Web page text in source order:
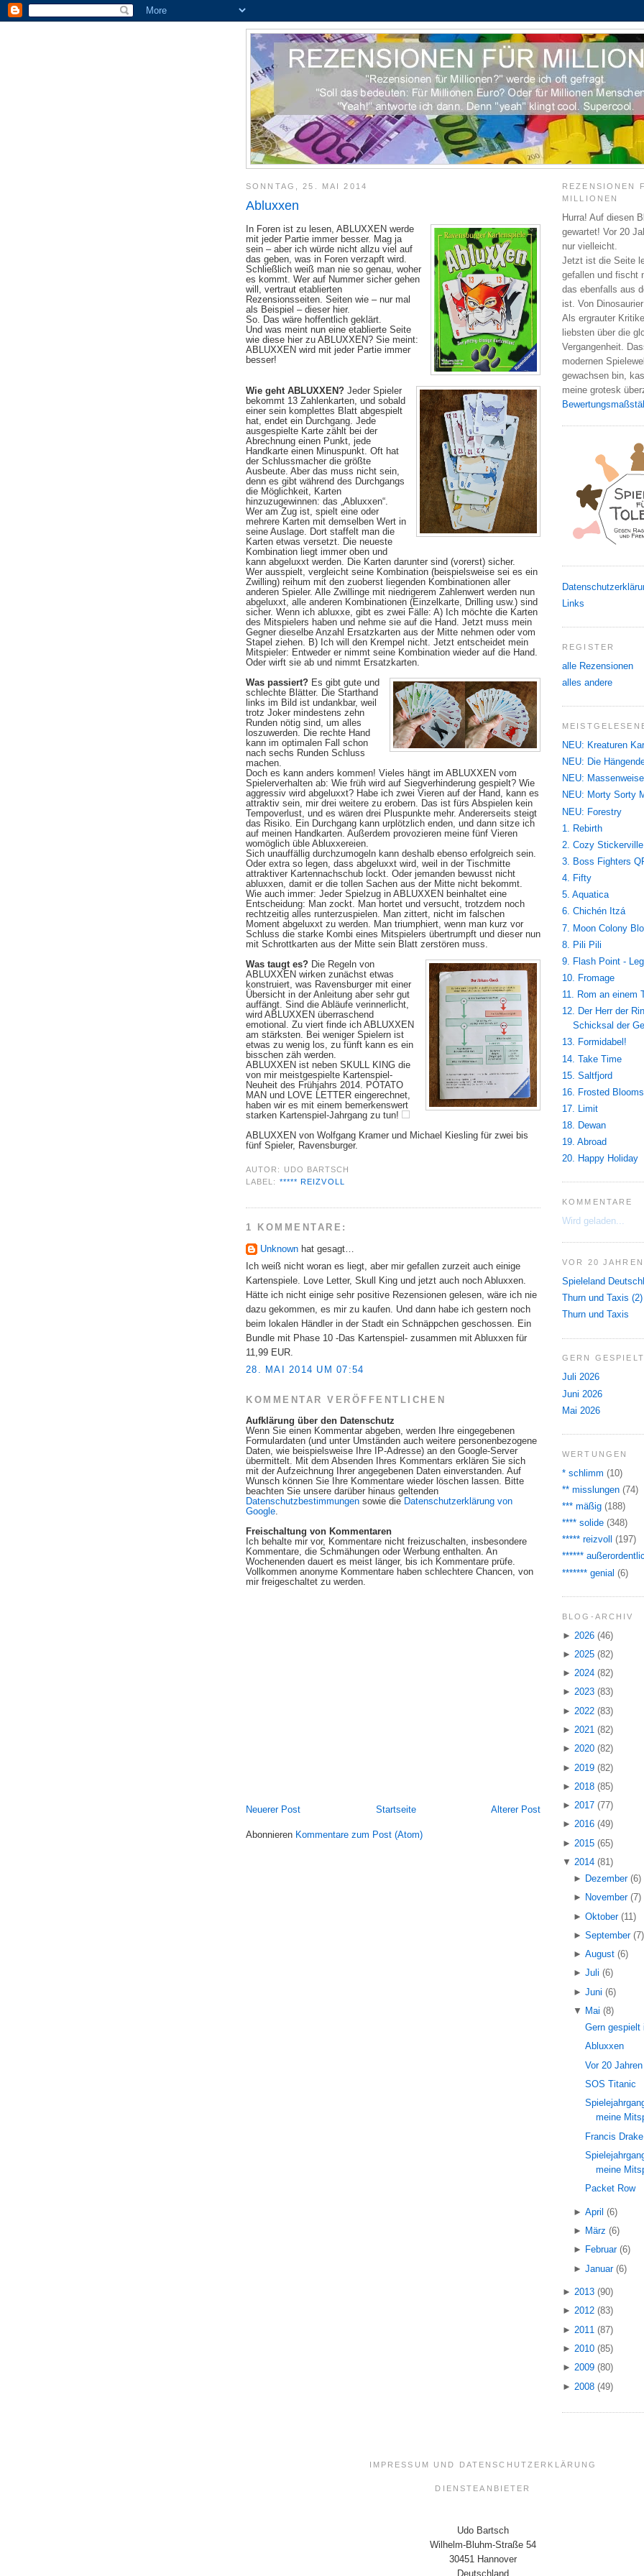
SONNTAG, 25. MAI 2014
Abluxxen
In Foren ist zu lesen, ABLUXXEN werde
mit jeder Partie immer besser. Mag ja
sein – aber ich würde nicht allzu viel auf
das geben, was in Foren verzapft wird.
Schließlich weiß man nie so genau, woher
es kommt. Wer auf Nummer sicher gehen
will, vertraut etablierten
Rezensionsseiten. Seiten wie – nur mal
als Beispiel – dieser hier.
So. Das wäre hoffentlich geklärt.
Und was meint nun eine etablierte Seite
wie diese hier zu ABLUXXEN? Sie meint:
ABLUXXEN wird mit jeder Partie immer
besser!
Wie geht ABLUXXEN? Jeder Spieler
bekommt 13 Zahlenkarten, und sobald
einer sein komplettes Blatt abgespielt
hat, endet ein Durchgang. Jede
ausgespielte Karte zählt bei der
Abrechnung einen Punkt, jede
Handkarte einen Minuspunkt. Oft hat
der Schlussmacher die größte
Ausbeute. Aber das muss nicht sein,
denn es gibt während des Durchgangs
die Möglichkeit, Karten
hinzuzugewinnen: das „Abluxxen“.
Wer am Zug ist, spielt eine oder
mehrere Karten mit demselben Wert in
seine Auslage. Dort staffelt man die
Karten etwas versetzt. Die neueste
Kombination liegt immer oben und
kann abgeluxxt werden. Die Karten darunter sind (vorerst) sicher.
Wer ausspielt, vergleicht seine Kombination (beispielsweise sei es ein
Zwilling) reihum mit den zuoberst liegenden Kombinationen aller
anderen Spieler. Alle Zwillinge mit niedrigerem Zahlenwert werden nun
abgeluxxt, alle anderen Kombinationen (Einzelkarte, Drilling usw.) sind
sicher. Wenn ich abluxxe, gibt es zwei Fälle: A) Ich möchte die Karten
des Mitspielers haben und nehme sie auf die Hand. Jetzt muss mein
Gegner dieselbe Anzahl Ersatzkarten aus der Mitte nehmen oder vom
Stapel ziehen. B) Ich will den Krempel nicht. Jetzt entscheidet mein
Mitspieler: Entweder er nimmt seine Kombination wieder auf die Hand.
Oder wirft sie ab und nimmt Ersatzkarten.
Was passiert? Es gibt gute und
schlechte Blätter. Die Starthand
links im Bild ist undankbar, weil
trotz Joker mindestens zehn
Runden nötig sind, um alles
loszuwerden. Die rechte Hand
kann im optimalen Fall schon
nach sechs Runden Schluss
machen.
Doch es kann anders kommen! Vieles hängt im ABLUXXEN vom
Spielerverhalten ab: Wie früh wird auf Siegverhinderung gespielt? Wie
aggressiv wird abgeluxxt? Habe ich zwei Vieren auf der Hand, kann es
attraktiv sein, mir drei weitere zu erobern. Das ist fürs Abspielen kein
Tempoverlust, und es wären drei Pluspunkte mehr. Andererseits steigt
das Risiko. Ein Durchgang kann urplötzlich enden, und dann sitze ich
auf meinen Handkarten. Außerdem provozieren meine fünf Vieren
womöglich üble Abluxxereien.
Sich unauffällig durchzumogeln kann deshalb ebenso erfolgreich sein.
Oder extra so legen, dass abgeluxxt wird, weil in der Tischmitte
attraktiver Kartennachschub lockt. Oder jemanden bewusst nicht
abluxxen, damit er die tollen Sachen aus der Mitte nicht bekommt.
Wie auch immer: Jeder Spielzug in ABLUXXEN beinhaltet eine
Entscheidung: Man zockt. Man hortet und versucht, trotzdem noch
rechtzeitig alles runterzuspielen. Man zittert, nicht im falschen
Moment abgeluxxt zu werden. Man triumphiert, wenn man kurz vor
Schluss die starke Kombi eines Mitspielers übertrumpft und dieser nun
mit Schrottkarten aus der Mitte sein Blatt zerstören muss.
Was taugt es? Die Regeln von
ABLUXXEN wirken zunächst etwas
konstruiert, was Ravensburger mit einer
Übersicht in der Anleitung aber sehr gut
auffängt. Sind die Abläufe verinnerlicht,
wird ABLUXXEN überraschend
emotional. Zu viert finde ich ABLUXXEN
am stärksten. Bei weniger Spielern ist
etwas zu wenig los, zu fünft kann es ein
bisschen zäh werden.
ABLUXXEN ist neben SKULL KING die
von mir meistgespielte Kartenspiel-
Neuheit des Frühjahrs 2014. POTATO
MAN und LOVE LETTER eingerechnet,
haben wir es mit einem bemerkenswert
starken Kartenspiel-Jahrgang zu tun!
ABLUXXEN von Wolfgang Kramer und Michael Kiesling für zwei bis
fünf Spieler, Ravensburger.
AUTOR:
UDO BARTSCH
LABEL: ***** REIZVOLL
1 KOMMENTARE:
Unknown hat gesagt…
Ich weiß nicht woran es liegt, aber mir gefallen zurzeit auch einige
Kartenspiele. Love Letter, Skull King und jetzt auch noch Abluxxen.
Hätte ich nicht einige sehr positive Rezensionen gelesen, wäre ich nie
dazu gekommen, es mir zu kaufen. Und dann habe ich gestern noch
beim lokalen Händler in der Stadt ein Schnäppchen geschossen. Ein
Bundle mit Phase 10 -Das Kartenspiel- zusammen mit Abluxxen für
11,99 EUR.
28. MAI 2014 UM 07:54
KOMMENTAR VERÖFFENTLICHEN
Aufklärung über den Datenschutz
Wenn Sie einen Kommentar abgeben, werden Ihre eingegebenen
Formulardaten (und unter Umständen auch weitere personenbezogene
Daten, wie beispielsweise Ihre IP-Adresse) an den Google-Server
übermittelt. Mit dem Absenden Ihres Kommentars erklären Sie sich
mit der Aufzeichnung Ihrer angegebenen Daten einverstanden. Auf
Wunsch können Sie Ihre Kommentare wieder löschen lassen. Bitte
beachten Sie unsere darüber hinaus geltenden
Datenschutzbestimmungen sowie die Datenschutzerklärung von
Google.
Freischaltung von Kommentaren
Ich behalte mir vor, Kommentare nicht freizuschalten, insbesondere
Kommentare, die Schmähungen oder Werbung enthalten. An
Wochenenden dauert es meist länger, bis ich Kommentare prüfe.
Vollkommen anonyme Kommentare haben schlechtere Chancen, von
mir freigeschaltet zu werden.
Neuerer Post Älterer Post
Startseite
Abonnieren Kommentare zum Post (Atom)
REZENSIONEN
MILLIONEN
Hurra! Auf diesen
gewartet! Vor 20
nur vielleicht.
Jetzt ist die Seite
gefallen und fischt
das ebenfalls aus
ist. Von
Als ergrauter
liebsten über die
Vergangenheit.
modernen
gewachsen bin,
meine grotesk
Links
REGISTER
alle Rezensionen
alles andere
NEU: Kreaturen
NEU: Die
NEU:
NEU: Morty Sorty
NEU: Forestry
1. Rebirth
2. Cozy Stickerville
3. Boss Fighters
4. Fifty
5. Aquatica
6. Chichén Itzá
7. Moon Colony
8. Pili Pili
9. Flash Point -
10. Fromage
11. Rom an einem
12. Der Herr der
Schicksal der
13. Formidabel!
14. Take Time
15. Saltfjord
16. Frosted Blooms
17. Limit
18. Dewan
19. Abroad
20. Happy Holiday
KOMMENTARE
Wird geladen...
VOR 20 JAHREN
Spieleland
Thurn und Taxis (2)
Thurn und Taxis
GERN GESPIELT
Juli 2026
Juni 2026
Mai 2026
WERTUNGEN
* schlimm (10)
** misslungen (74)
*** mäßig (188)
**** solide (348)
***** reizvoll
(197)
******
******* genial (6)
BLOG-ARCHIV
► 2026 (46)
► 2025 (82)
► 2024 (82)
► 2023 (83)
► 2022 (83)
► 2021 (82)
► 2020 (82)
► 2019 (82)
► 2018 (85)
► 2017 (77)
► 2016 (49)
► 2015 (65)
▼ 2014 (81)
►
Dezember (6)
►
November (7)
►Oktober (11)
►September (7)
►August (6)
►Juli (6)
►Juni (6)
▼
Mai (8)
Gern gespielt
Abluxxen
Vor 20
SOS Titanic
meine
Francis Drake
meine
Packet Row
►April (6)
►
März (6)
►
Februar (6)
►Januar (6)
► 2013 (90)
► 2012 (83)
► 2011 (87)
► 2010 (85)
► 2009 (80)
► 2008 (49)
IMPRESSUM UND DATENSCHUTZERKLÄRUNG
DIENSTEANBIETER
Udo Bartsch
Wilhelm-Bluhm-Straße 54
30451 Hannover